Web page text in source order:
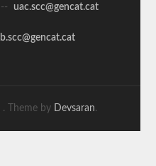
-- uac.scc@gencat.cat
. Theme by Devsaran.